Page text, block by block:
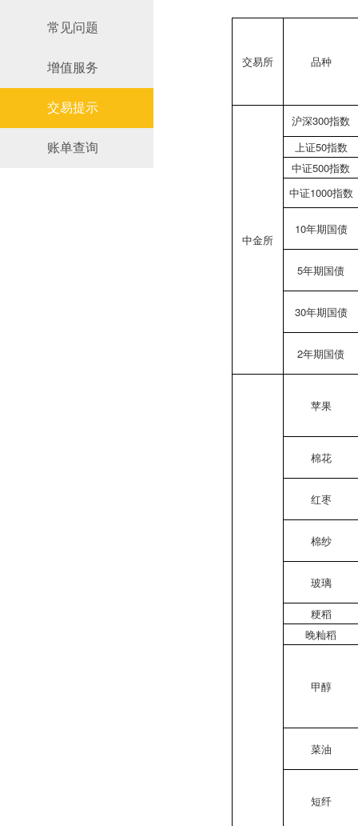
常见问题
增值服务
交易提示
账单查询
交易所 品种
中金所
沪深300指数
上证50指数
中证500指数
中证1000指数
10年期国债
5年期国债
30年期国债
2年期国债
苹果
棉花
红枣
棉纱
玻璃
粳稻
晚籼稻
甲醇
菜油
短纤